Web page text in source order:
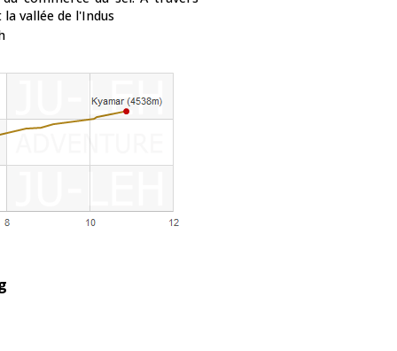
vallée de l'Indus